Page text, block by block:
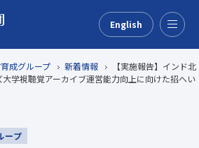
English
成グループ 新着情報
【実施報告】インド北
学視聴覚アーカイブ運営能力向上に向けた招へい
ープ